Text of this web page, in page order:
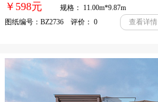
￥598元
规格： 11.00m*9.87m
图纸编号：BZ2736 评价： 0
查看详情